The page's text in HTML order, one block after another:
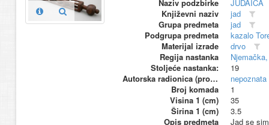
Naziv podzbirke
JUDAICA
Književni naziv
jad
Grupa predmeta
jad
Podgrupa predmeta
kazalo
Materijal izrade
drvo
Regija nastanka
Stoljeće nastanka:
19
Autorska radionica (proizvođač)
nepoznata
Broj komada
1
Visina 1 (cm)
35
Širina 1 (cm)
3.5
Opis predmeta
Jad se